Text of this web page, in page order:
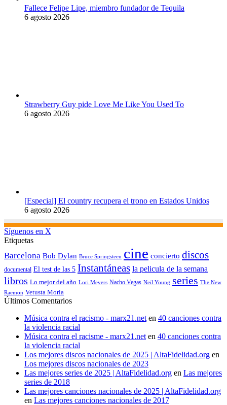
Fallece Felipe Lipe, miembro fundador de Tequila
6 agosto 2026
Strawberry Guy pide Love Me Like You Used To
6 agosto 2026
[Especial] El country recupera el trono en Estados Unidos
6 agosto 2026
Síguenos en X
Etiquetas
Barcelona Bob Dylan Bruce Springsteen cine concierto discos
documental El test de las 5 Instantáneas la pelicula de la semana
libros Lo mejor del año Lori Meyers Nacho Vegas Neil Young series The New
Raemon Vetusta Morla
Últimos Comentarios
Música contra el racismo - marx21.net en 40 canciones contra
la violencia racial
Música contra el racisme - marx21.net en 40 canciones contra
la violencia racial
Los mejores discos nacionales de 2025 | AltaFidelidad.org en
Los mejores discos nacionales de 2023
Las mejores series de 2025 | AltaFidelidad.org en Las mejores
series de 2018
Las mejores canciones nacionales de 2025 | AltaFidelidad.org
en Las mejores canciones nacionales de 2017